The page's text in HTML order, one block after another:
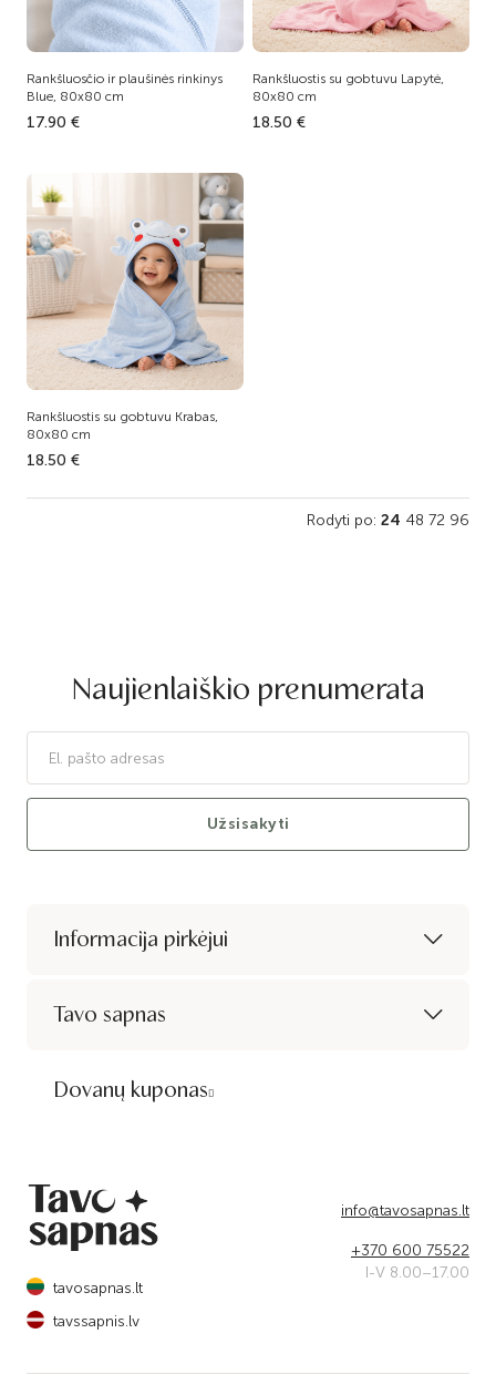
Rankšluosčio ir plaušinės rinkinys
Blue, 80x80 cm
17.90 €
Rankšluostis su gobtuvu Lapytė,
80x80 cm
18.50 €
Rankšluostis su gobtuvu Krabas,
80x80 cm
18.50 €
Rodyti po: 24 48 72 96
Naujienlaiškio prenumerata
Užsisakyti
Informacija pirkėjui
Tavo sapnas
Dovanų kuponas
info@tavosapnas.lt
+370 600 75522
I-V 8.00–17.00
tavosapnas.lt
tavssapnis.lv